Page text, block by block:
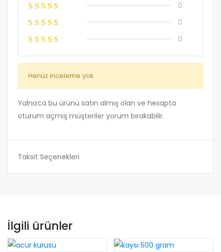
0
0
0
Henüz inceleme yok.
Yalnızca bu ürünü satın almış olan ve hesapta
oturum açmış müşteriler yorum bırakabilir.
Taksit Seçenekleri
İlgili ürünler